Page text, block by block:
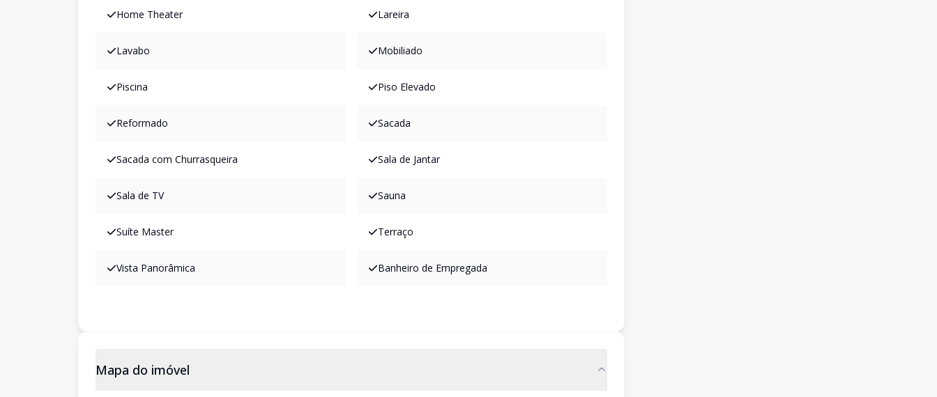
Home Theater Lareira
Lavabo Mobiliado
Piscina Piso Elevado
Reformado Sacada
Sacada com Churrasqueira Sala de Jantar
Sala de TV Sauna
Suíte Master Terraço
Vista Panorâmica Banheiro de Empregada
Mapa do imóvel